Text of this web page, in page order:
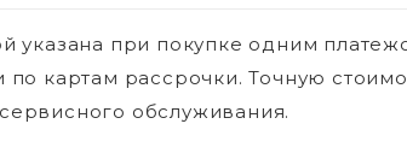
указана при покупке одним
по картам рассрочки. Точную
обслуживания.